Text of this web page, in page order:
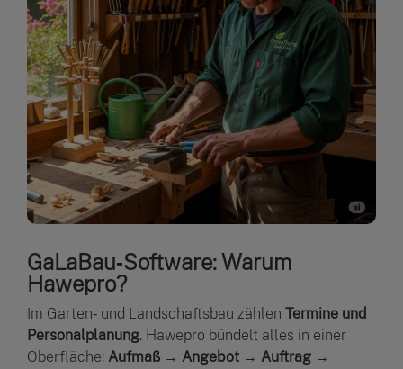
GaLaBau‑Software: Warum
Hawepro?
Im Garten‑ und Landschaftsbau zählen Termine und
Personalplanung. Hawepro bündelt alles in einer
Oberfläche: Aufmaß → Angebot → Auftrag →